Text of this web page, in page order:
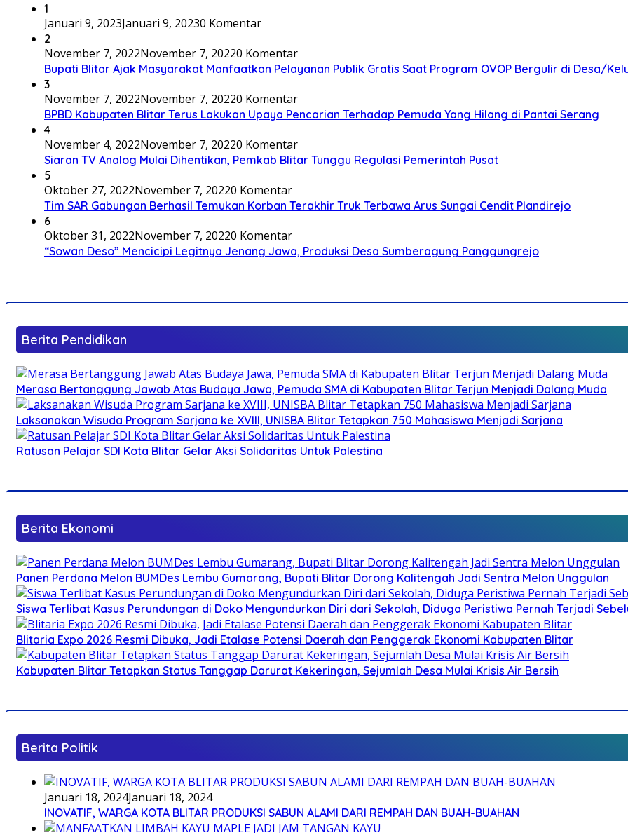
1
Januari 9, 2023Januari 9, 20230 Komentar
2
November 7, 2022November 7, 20220 Komentar
Bupati Blitar Ajak Masyarakat Manfaatkan Pelayanan Publik Gratis Saat Program OVOP Bergulir di Desa/
3
November 7, 2022November 7, 20220 Komentar
BPBD Kabupaten Blitar Terus Lakukan Upaya Pencarian Terhadap Pemuda Yang Hilang di Pantai Serang
4
November 4, 2022November 7, 20220 Komentar
Siaran TV Analog Mulai Dihentikan, Pemkab Blitar Tunggu Regulasi Pemerintah Pusat
5
Oktober 27, 2022November 7, 20220 Komentar
Tim SAR Gabungan Berhasil Temukan Korban Terakhir Truk Terbawa Arus Sungai Cendit Plandirejo
6
Oktober 31, 2022November 7, 20220 Komentar
“Sowan Deso” Mencicipi Legitnya Jenang Jawa, Produksi Desa Sumberagung Panggungrejo
Berita Pendidikan
Merasa Bertanggung Jawab Atas Budaya Jawa, Pemuda SMA di Kabupaten Blitar Terjun Menjadi Dalang Muda
Laksanakan Wisuda Program Sarjana ke XVIII, UNISBA Blitar Tetapkan 750 Mahasiswa Menjadi Sarjana
Ratusan Pelajar SDI Kota Blitar Gelar Aksi Solidaritas Untuk Palestina
Berita Ekonomi
Panen Perdana Melon BUMDes Lembu Gumarang, Bupati Blitar Dorong Kalitengah Jadi Sentra Melon Unggulan
Siswa Terlibat Kasus Perundungan di Doko Mengundurkan Diri dari Sekolah, Diduga Peristiwa Pernah Terjadi
Blitaria Expo 2026 Resmi Dibuka, Jadi Etalase Potensi Daerah dan Penggerak Ekonomi Kabupaten Blitar
Kabupaten Blitar Tetapkan Status Tanggap Darurat Kekeringan, Sejumlah Desa Mulai Krisis Air Bersih
Berita Politik
Januari 18, 2024Januari 18, 2024
INOVATIF, WARGA KOTA BLITAR PRODUKSI SABUN ALAMI DARI REMPAH DAN BUAH-BUAHAN